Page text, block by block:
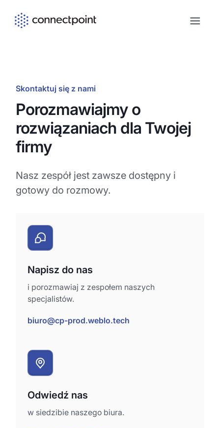
Skontaktuj się z nami
Porozmawiajmy o
rozwiązaniach dla Twojej
firmy
Nasz zespół jest zawsze dostępny i
gotowy do rozmowy.
Napisz do nas
i porozmawiaj z zespołem naszych
specjalistów.
biuro@cp-prod.weblo.tech
Odwiedź nas
w siedzibie naszego biura.